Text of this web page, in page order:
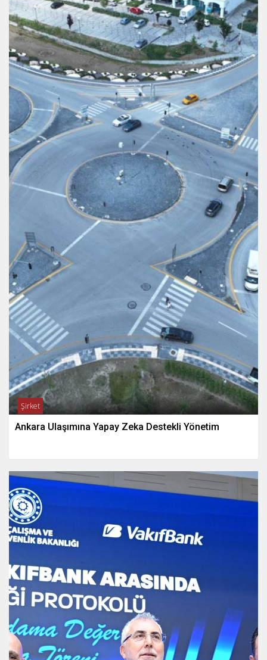
Şirket
Ankara Ulaşımına Yapay Zeka Destekli Yönetim